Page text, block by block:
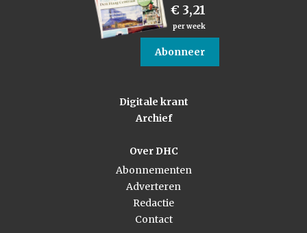
€ 3,21
per week
Abonneer
Digitale krant
Archief
Over DHC
Abonnementen
Adverteren
Redactie
Contact